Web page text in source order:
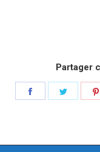
Partager